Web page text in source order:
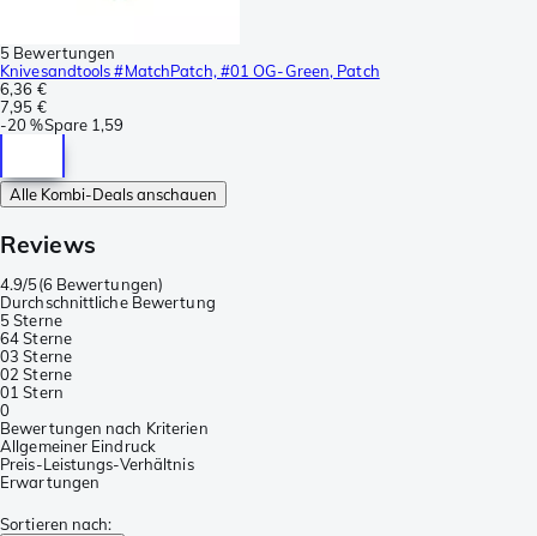
5 Bewertungen
Knivesandtools #MatchPatch, #01 OG-Green, Patch
6,36 €
7,95 €
-20 %Spare 1,59
Alle Kombi-Deals anschauen
Reviews
4.9/5(6 Bewertungen)
Durchschnittliche Bewertung
5 Sterne
64 Sterne
03 Sterne
02 Sterne
01 Stern
0
Bewertungen nach Kriterien
Allgemeiner Eindruck
Preis-Leistungs-Verhältnis
Erwartungen
Sortieren nach: